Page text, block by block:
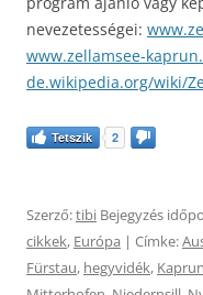
nevezetességei:
www.zellamsee-
de.wikipedia.org/wiki/
Tetszik 2
Szerző:tibi Bejegyzés
cikkek, Európa | Címke:
Fürstau, hegyvidék, Kaprun